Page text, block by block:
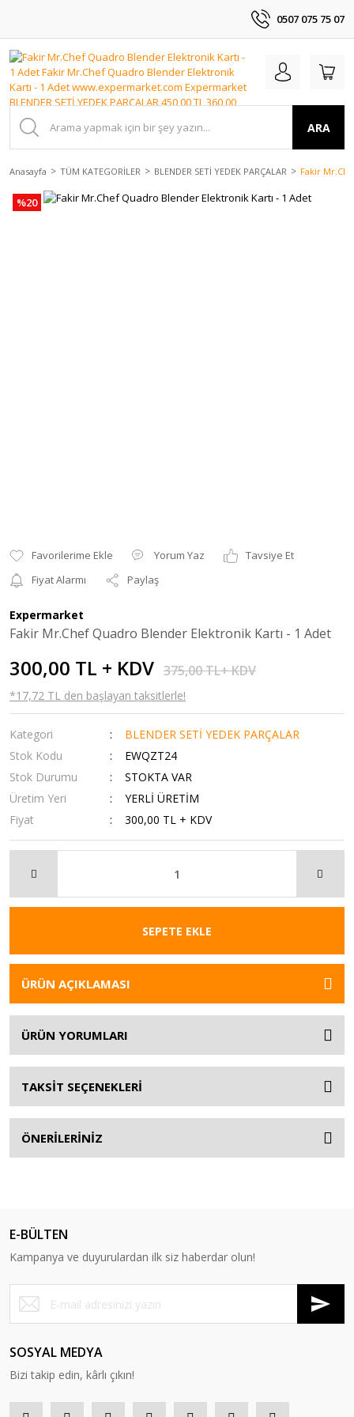
0507 075 75 07
ARA
Anasayfa TÜM KATEGORİLER BLENDER SETİ YEDEK PARÇALAR Fakir
%20
Yorum Yaz
Tavsiye Et
Fiyat Alarmı
Paylaş
Expermarket
Fakir Mr.Chef Quadro Blender Elektronik Kartı - 1 Adet
300,00 TL + KDV 375,00 TL+ KDV
*17,72 TL den başlayan taksitlerle!
Kategori
BLENDER SETİ YEDEK PARÇALAR
Stok Kodu
EWQZT24
Stok Durumu
STOKTA VAR
Üretim Yeri
YERLİ ÜRETİM
Fiyat
300,00 TL + KDV
SEPETE EKLE
ÜRÜN AÇIKLAMASI
ÜRÜN YORUMLARI
TAKSİT SEÇENEKLERİ
ÖNERİLERİNİZ
E-BÜLTEN
Kampanya ve duyurulardan ilk siz haberdar olun!
SOSYAL MEDYA
Bizi takip edin, kârlı çıkın!